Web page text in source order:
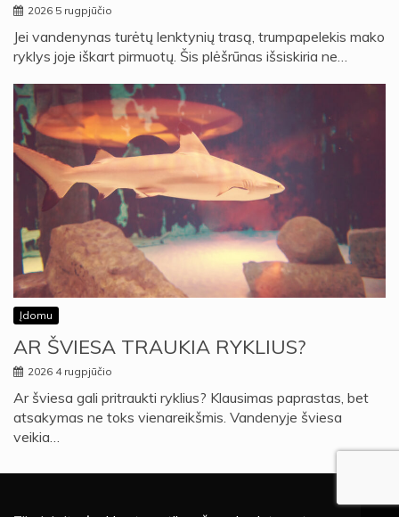
2026 5 rugpjūčio
Jei vandenynas turėtų lenktynių trasą, trumpapelekis mako
ryklys joje iškart pirmuotų. Šis plėšrūnas išsiskiria ne…
Įdomu
AR ŠVIESA TRAUKIA RYKLIUS?
2026 4 rugpjūčio
Ar šviesa gali pritraukti ryklius? Klausimas paprastas, bet
atsakymas ne toks vienareikšmis. Vandenyje šviesa
veikia…